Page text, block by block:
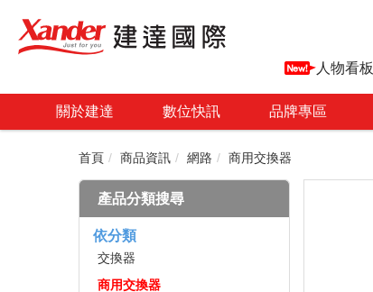
人物看板
關於建達 數位快訊 品牌專區
首頁 商品資訊 網路 商用交換器
產品分類搜尋
依分類
交換器
商用交換器